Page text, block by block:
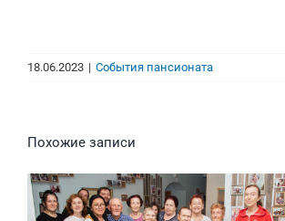
18.06.2023 | События пансионата
Похожие записи